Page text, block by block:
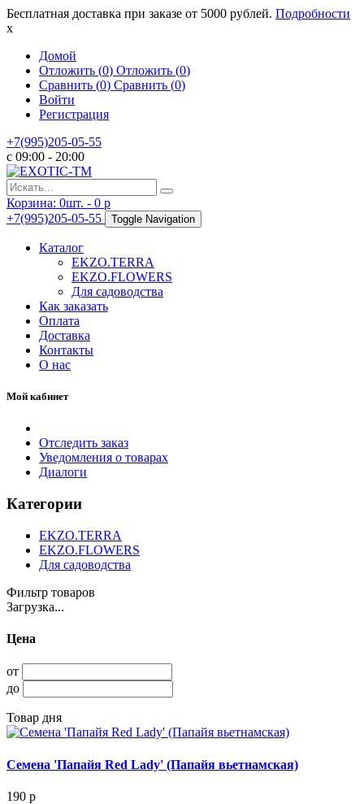
Бесплатная доставка при заказе от 5000 рублей. Подробности
x
Домой
Отложить (0) Отложить (0)
Сравнить (0) Сравнить (0)
Войти
Регистрация
+7(995)205-05-55
с 09:00 - 20:00
Корзина: 0шт. - 0 p
+7(995)205-05-55
Toggle Navigation
Каталог
EKZO.TERRA
EKZO.FLOWERS
Для садоводства
Как заказать
Оплата
Доставка
Контакты
О нас
Мой кабинет
Отследить заказ
Уведомления о товарах
Диалоги
Категории
EKZO.TERRA
EKZO.FLOWERS
Для садоводства
Фильтр товаров
Загрузка...
Цена
от
до
Товар дня
Семена 'Папайя Red Lady' (Папайя вьетнамская)
190 p